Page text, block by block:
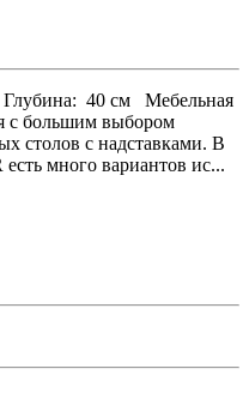
40 см Мебельная
с большим выбором
столов с надставками. В
много вариантов ис...